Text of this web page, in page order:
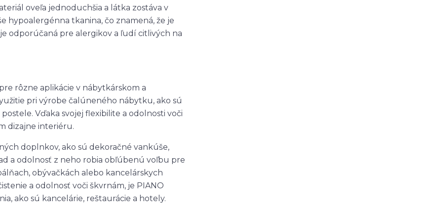
oveľa jednoduchšia a látka zostáva v
hypoalergénna tkanina, čo znamená, že je
odporúčaná pre alergikov a ľudí citlivých na
rôzne aplikácie v nábytkárskom a
pri výrobe čalúneného nábytku, ako sú
Vďaka svojej flexibilite a odolnosti voči
dizajne interiéru.
doplnkov, ako sú dekoračné vankúše,
a odolnosť z neho robia obľúbenú voľbu pre
obývačkách alebo kancelárskych
a odolnosť voči škvrnám, je PIANO
ako sú kancelárie, reštaurácie a hotely.